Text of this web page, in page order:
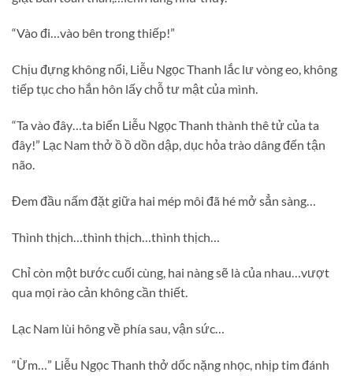
“Vào đi…vào bên trong thiếp!”
Chịu đựng không nổi, Liễu Ngọc Thanh lắc lư vòng eo, không
tiếp tục cho hắn hôn lấy chỗ tư mật của mình.
“Ta vào đây…ta biến Liễu Ngọc Thanh thành thê tử của ta
đây!” Lạc Nam thở ồ ồ dồn dập, dục hỏa trào dâng đến tận
não.
Đem đầu nấm đặt giữa hai mép môi đã hé mở sẳn sàng…
Thình thịch…thình thịch…thình thịch…
Chỉ còn một bước cuối cùng, hai nàng sẽ là của nhau…vượt
qua mọi rào cản không cần thiết.
Lạc Nam lùi hông về phía sau, vận sức…
“Ừm…” Liễu Ngọc Thanh thở dốc nặng nhọc, nhịp tim đánh